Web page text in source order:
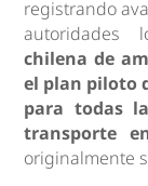
registrando
autoridades
chilena de
el plan piloto
para todas
transporte
originalmente